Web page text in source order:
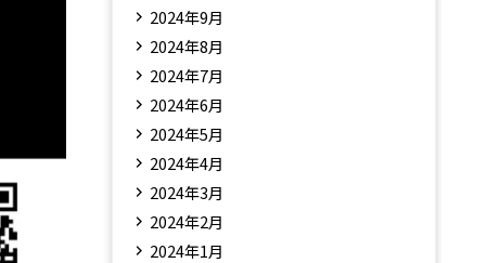
2024年9月
2024年8月
2024年7月
2024年6月
2024年5月
2024年4月
2024年3月
2024年2月
2024年1月